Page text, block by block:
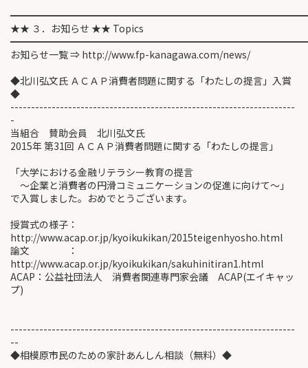
★★ ３．お知らせ ★★ Topics
お知らせ一覧 ⇒ http://www.fp-kanagawa.com/news/
◆北川弘文氏 ＡＣＡＰ消費者問題に関する「わたしの提言」入賞
◆
---------------------------------------------------------------------
-
当組合 賛助会員 北川弘文氏
2015年 第31回 ＡＣＡＰ消費者問題に関する「わたしの提言」
「大学における金融リテラシー教育の提言
～企業と消費者の円滑コミュニケーションの促進に向けて～」
で入賞しました。おめでとうございます。
授賞式の様子：
http://www.acap.or.jp/kyoikukikan/2015teigenhyosho.html
論文 ：
http://www.acap.or.jp/kyoikukikan/sakuhinitiran1.html
ACAP：公益社団法人 消費者関連専門家会議 ACAP(エイキャッ
プ)
---------------------------------------------------------------------
--
◆相模原市民のための家計あんしん相談（無料）◆